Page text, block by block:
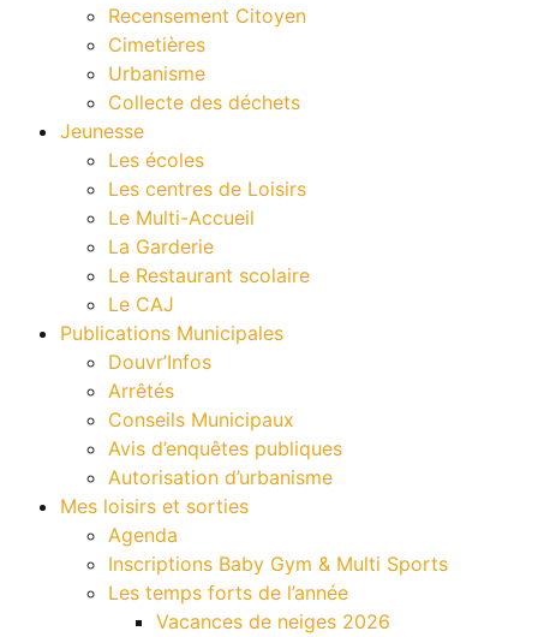
Recensement Citoyen
Cimetières
Urbanisme
Collecte des déchets
Jeunesse
Les écoles
Les centres de Loisirs
Le Multi-Accueil
La Garderie
Le Restaurant scolaire
Le CAJ
Publications Municipales
Douvr’Infos
Arrêtés
Conseils Municipaux
Avis d’enquêtes publiques
Autorisation d’urbanisme
Mes loisirs et sorties
Agenda
Inscriptions Baby Gym & Multi Sports
Les temps forts de l’année
Vacances de neiges 2026